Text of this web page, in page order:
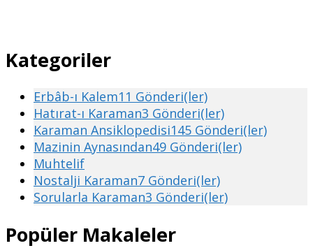
Kategoriler
Erbâb-ı Kalem11 Gönderi(ler)
Hatırat-ı Karaman3 Gönderi(ler)
Karaman Ansiklopedisi145 Gönderi(ler)
Mazinin Aynasından49 Gönderi(ler)
Muhtelif
Nostalji Karaman7 Gönderi(ler)
Sorularla Karaman3 Gönderi(ler)
Popüler Makaleler